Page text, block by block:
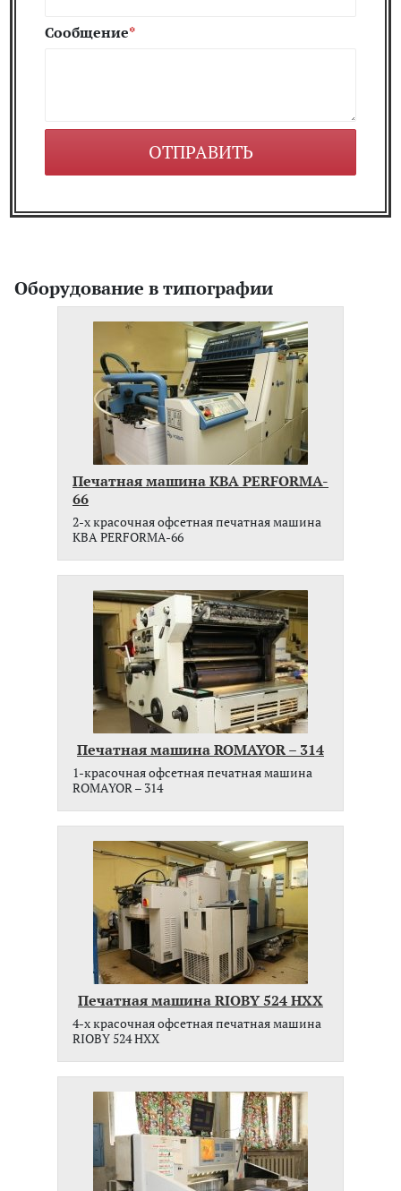
Сообщение
Оборудование в типографии
Печатная машина KBA PERFORMA-
66
2-x красочная офсетная печатная машина
KBA PERFORMA-66
Печатная машина ROMAYOR – 314
1-красочная офсетная печатная машина
ROMAYOR – 314
Печатная машина RIOBY 524 HXX
4-x красочная офсетная печатная машина
RIOBY 524 HXX